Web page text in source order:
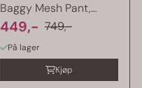
Baggy Mesh Pant,
mørk blå ...
449,- 749,-
På lager
Kjøp